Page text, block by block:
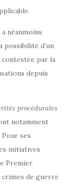
a néanmoins
possibilité d’un
contestée par la
depuis
procédurales
notamment
ses
initiatives
Premier
crimes de guerre